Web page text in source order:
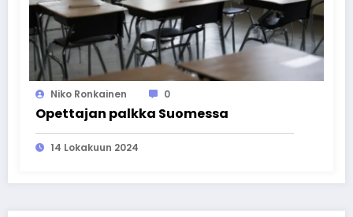
Niko Ronkainen 0
Opettajan palkka Suomessa
14 Lokakuun 2024